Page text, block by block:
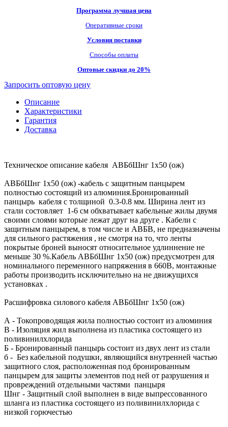
Программа лучшая цена
Оперативные сроки
Условия поставки
Способы оплаты
Оптовые скидки до 20%
Запросить оптовую цену
Описание
Характеристики
Гарантия
Доставка
Техническое описание кабеля АВБбШнг 1х50 (ож)
АВБбШнг 1х50 (ож) -кабель с защитным панцырем
полностью состоящий из алюминия.Бронированный
панцырь кабеля с толщиной 0.3-0.8 мм. Ширина лент из
стали состовляет 1-6 см обхватывает кабельные жилы двумя
своими слоями которые лежат друг на друге . Кабели с
защитным панцырем, в том числе и АВБВ, не предназначены
для сильного растяжения , не смотря на то, что ленты
покрытые броней выносят относительное удлиннение не
меньше 30 %.Кабель АВБбШнг 1х50 (ож) предусмотрен для
номинального переменного напряжения в 660В, монтажные
работы производить исключительно на не движущихся
установках .
Расшифровка силового кабеля АВБбШнг 1х50 (ож)
А - Токопроводящая жила полностью состоит из алюминия
В - Изоляция жил выполнена из пластика состоящего из
поливинилхлорида
Б - Бронированный панцырь состоит из двух лент из стали
б - Без кабельной подушки, являющийся внутренней частью
защитного слоя, расположенная под бронированным
панцырем для защиты элементов под ней от разрушения и
провреждений отдельными частями панцыря
Шнг - Защитный слой выполнен в виде выпрессованного
шланга из пластика состоящего из поливинилхлорида с
низкой горючестью